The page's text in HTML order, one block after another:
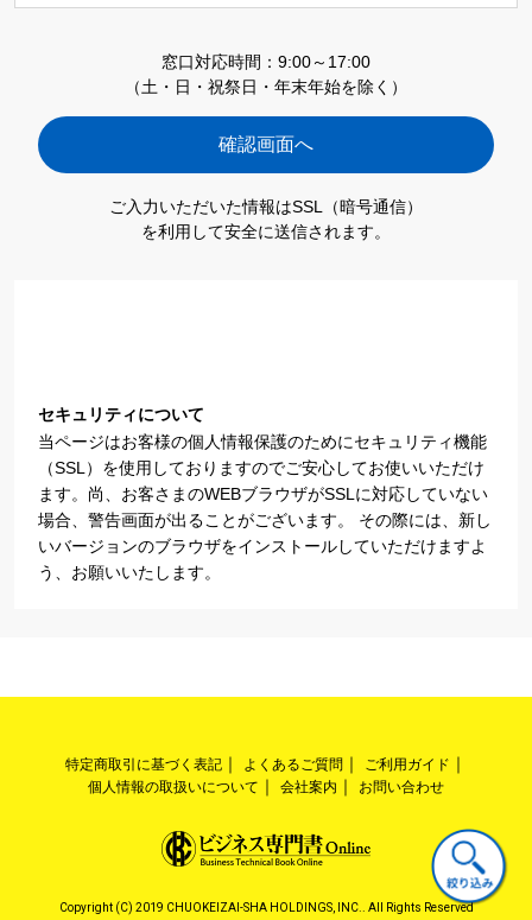
窓口対応時間：9:00～17:00
（土・日・祝祭日・年末年始を除く）
ご入力いただいた情報はSSL（暗号通信）
を利用して安全に送信されます。
セキュリティについて
当ページはお客様の個人情報保護のためにセキュリティ機能
（SSL）を使用しておりますのでご安心してお使いいただけ
ます。尚、お客さまのWEBブラウザがSSLに対応していない
場合、警告画面が出ることがございます。 その際には、新し
いバージョンのブラウザをインストールしていただけますよ
う、お願いいたします。
特定商取引に基づく表記 よくあるご質問
ご利用ガイド
個人情報の取扱いについて
会社案内 お問い合わせ
Copyright (C) 2019 CHUOKEIZAI-SHA HOLDINGS, INC.. All Rights Reserved